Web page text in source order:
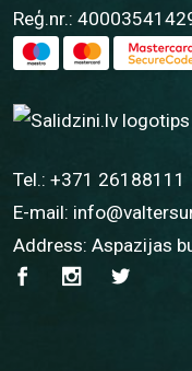
Reģ.nr.:
Tel.: +371 26188111
E-mail:
Address: Aspazijas